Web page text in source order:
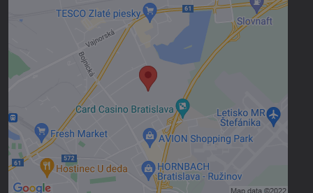
Externý obsah je blokovaný Voľbami
súkromia
Prajete si načítať externý obsah?
Povoliť tentokrát
Povoliť a zapamätať - súhlas s druhom
cookie: Funkčné
Otvoriť obsah v novom okne